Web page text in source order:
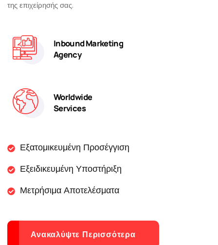
της επιχείρησής σας.
Inbound Marketing
Agency
Worldwide
Services
Εξατομικευμένη Προσέγγιση
Εξειδικευμένη Υποστήριξη
Μετρήσιμα Αποτελέσματα
Ανακαλύψτε Περισσότερα